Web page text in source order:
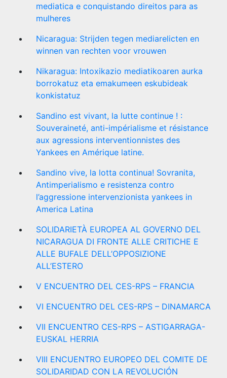
mediatica e conquistando direitos para as
mulheres
Nicaragua: Strijden tegen mediarelicten en
winnen van rechten voor vrouwen
Nikaragua: Intoxikazio mediatikoaren aurka
borrokatuz eta emakumeen eskubideak
konkistatuz
Sandino est vivant, la lutte continue ! :
Souveraineté, anti-impérialisme et résistance
aux agressions interventionnistes des
Yankees en Amérique latine.
Sandino vive, la lotta continua! Sovranita,
Antimperialismo e resistenza contro
l’aggressione intervenzionista yankees in
America Latina
SOLIDARIETÀ EUROPEA AL GOVERNO DEL
NICARAGUA DI FRONTE ALLE CRITICHE E
ALLE BUFALE DELL’OPPOSIZIONE
ALL’ESTERO
V ENCUENTRO DEL CES-RPS – FRANCIA
VI ENCUENTRO DEL CES-RPS – DINAMARCA
VII ENCUENTRO CES-RPS – ASTIGARRAGA-
EUSKAL HERRIA
VIII ENCUENTRO EUROPEO DEL COMITE DE
SOLIDARIDAD CON LA REVOLUCIÓN